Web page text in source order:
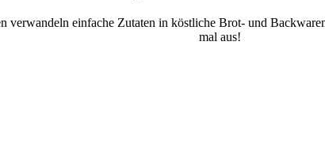
verwandeln einfache Zutaten in köstliche Brot- und
mal aus!